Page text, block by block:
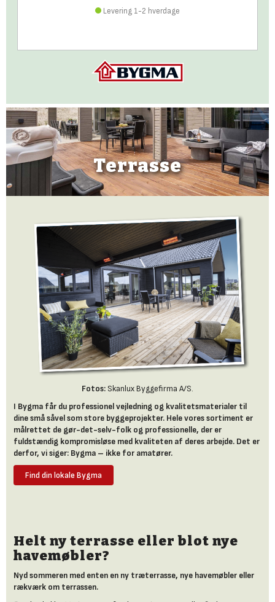
Levering 1-2 hverdage
Terrasse
Fotos: Skanlux Byggefirma A/S.
I Bygma får du professionel vejledning og kvalitetsmaterialer til
dine små såvel som store byggeprojekter. Hele vores sortiment er
målrettet de gør-det-selv-folk og professionelle, der er
fuldstændig kompromisløse med kvaliteten af deres arbejde. Det er
derfor, vi siger: Bygma – ikke for amatører.
Find din lokale Bygma
Helt ny terrasse eller blot nye
havemøbler?
Nyd sommeren med enten en ny træterrasse, nye havemøbler eller
rækværk om terrassen.